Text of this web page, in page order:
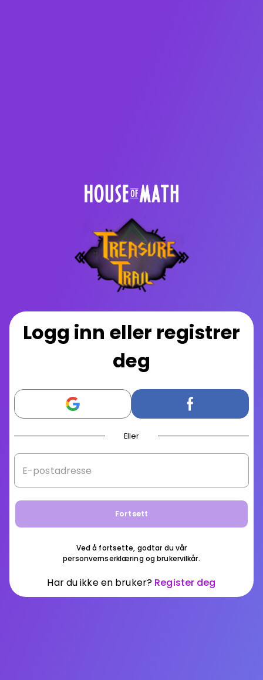
Logg inn eller registrer
deg
Eller
E-postadresse
Fortsett
Ved å fortsette, godtar du vår
personvernserklæringogbrukervilkår.
Har du ikke en bruker? Register deg